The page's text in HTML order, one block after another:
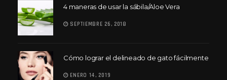
4 maneras de usar la sábila/Aloe Vera
SEPTIEMBRE 26, 2018
Cómo lograr el delineado de gato fácilmente
ENERO 14, 2019